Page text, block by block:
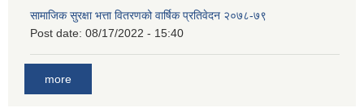
सामाजिक सुरक्षा भत्ता वितरणको वार्षिक प्रतिवेदन २०७८-७९
Post date: 08/17/2022 - 15:40
more